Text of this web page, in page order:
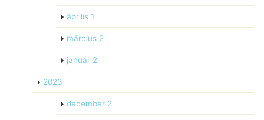
április 1
március 2
január 2
2023
december 2